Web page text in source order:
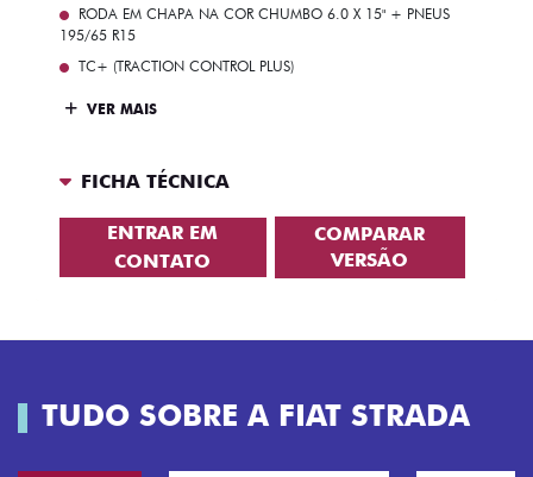
RODA EM CHAPA NA COR CHUMBO 6.0 X 15" + PNEUS
195/65 R15
TC+ (TRACTION CONTROL PLUS)
VER MAIS
FICHA TÉCNICA
ENTRAR EM
CONTATO
COMPARAR
VERSÃO
TUDO SOBRE A FIAT STRADA